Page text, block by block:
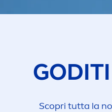
Scopri tutta la